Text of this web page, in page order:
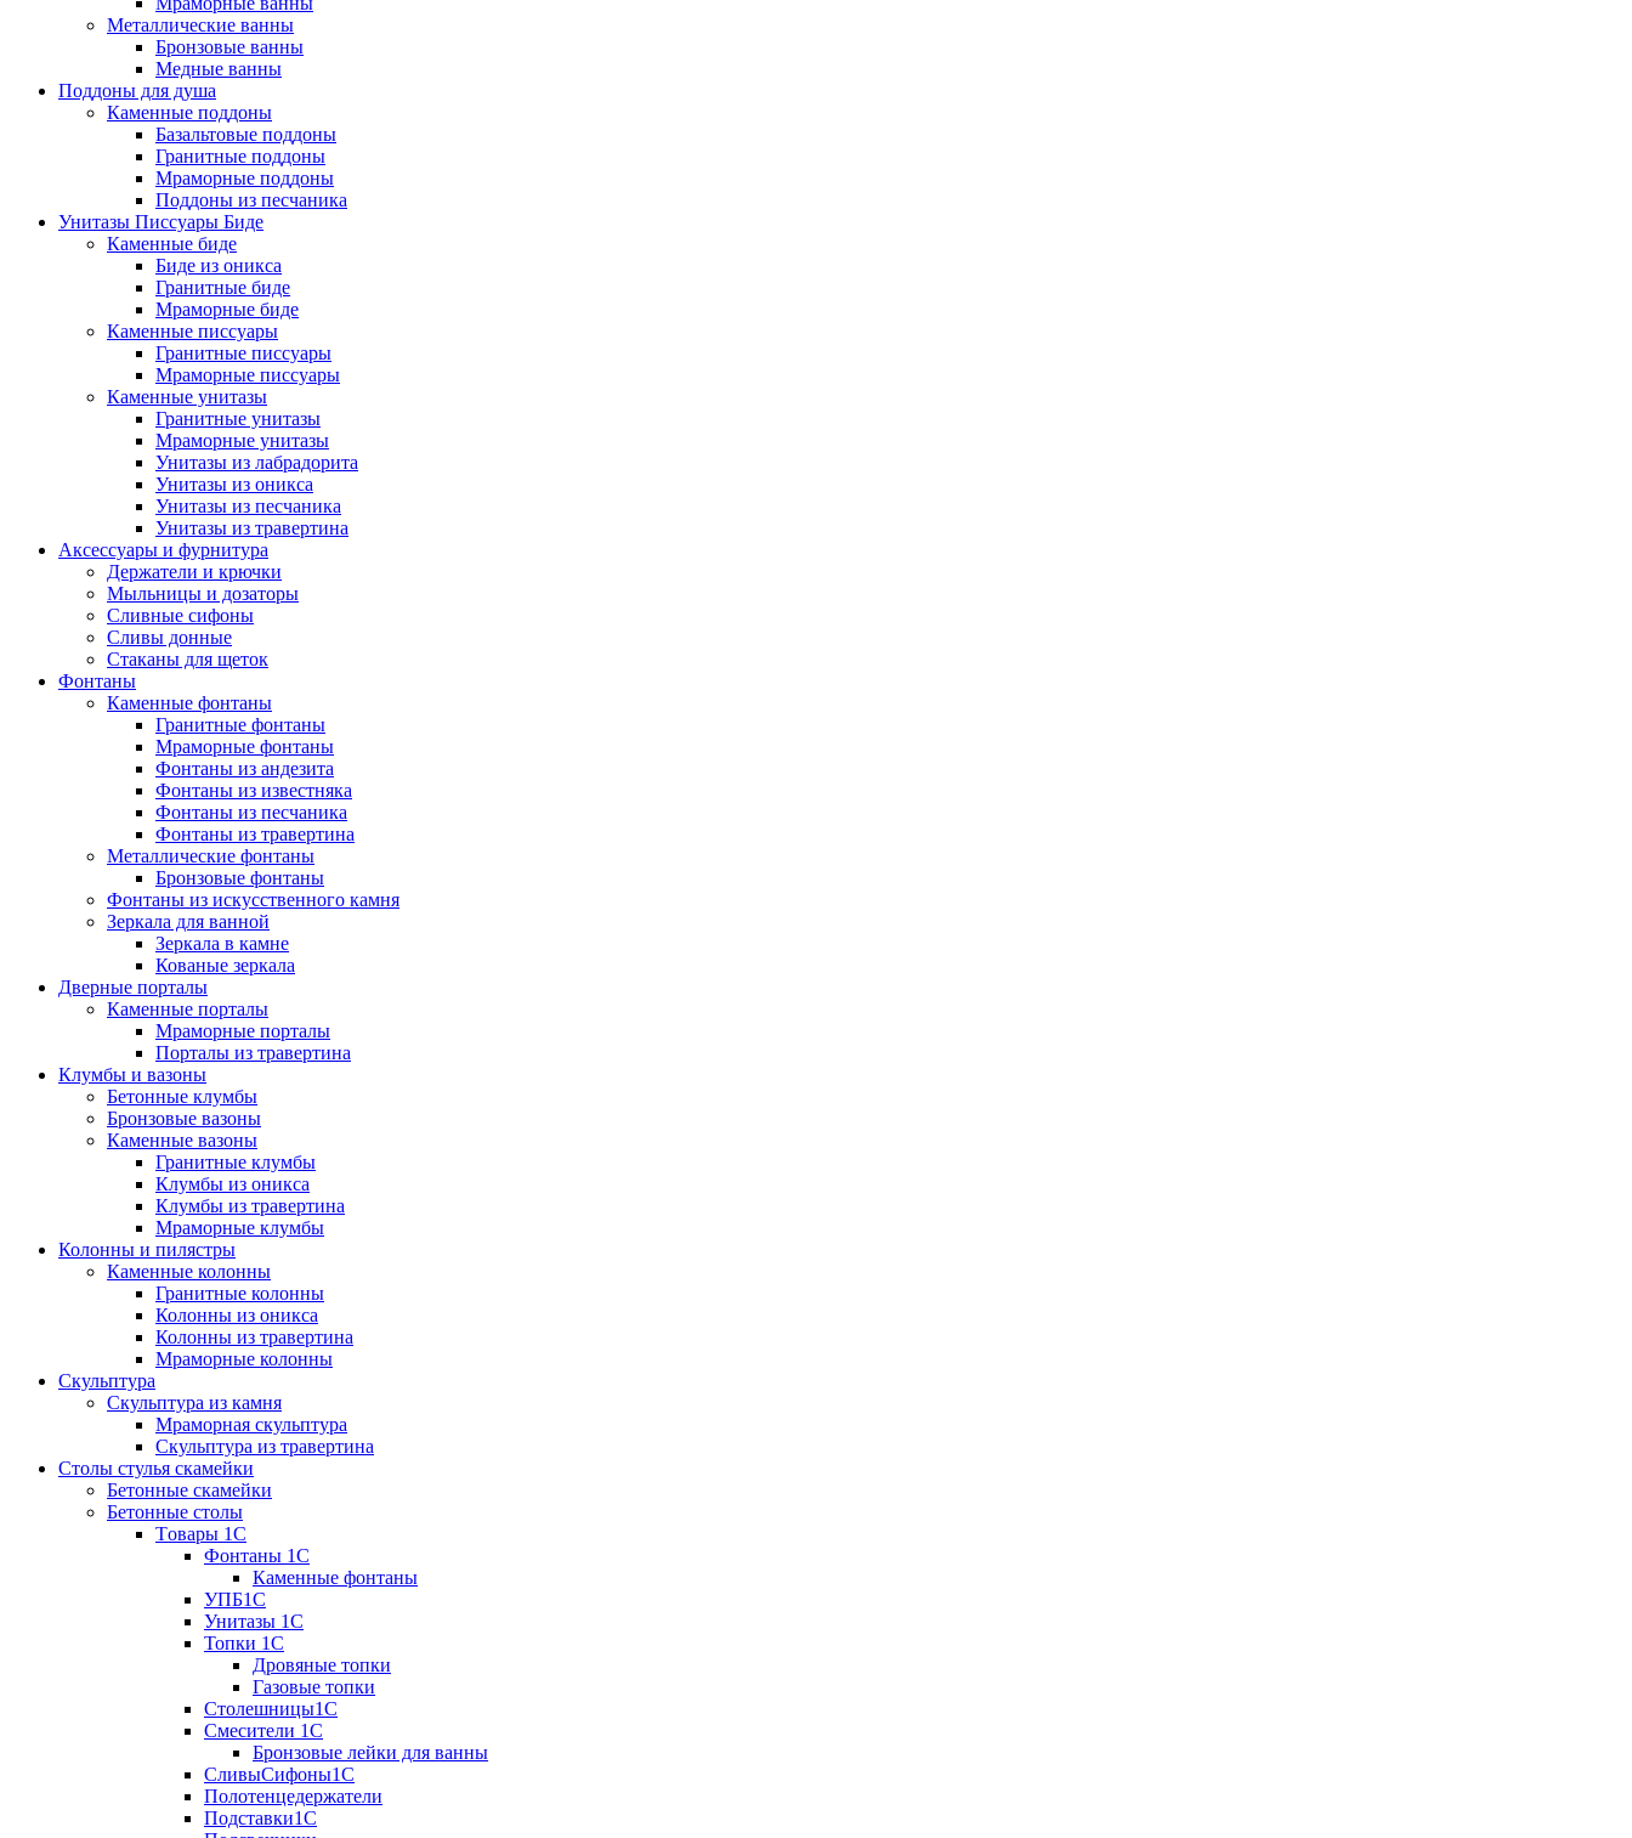
Металлические ванны
Бронзовые ванны
Медные ванны
Поддоны для душа
Каменные поддоны
Базальтовые поддоны
Гранитные поддоны
Мраморные поддоны
Поддоны из песчаника
Унитазы Писсуары Биде
Каменные биде
Биде из оникса
Гранитные биде
Мраморные биде
Каменные писсуары
Гранитные писсуары
Мраморные писсуары
Каменные унитазы
Гранитные унитазы
Мраморные унитазы
Унитазы из лабрадорита
Унитазы из оникса
Унитазы из песчаника
Унитазы из травертина
Аксессуары и фурнитура
Держатели и крючки
Мыльницы и дозаторы
Сливные сифоны
Сливы донные
Стаканы для щеток
Фонтаны
Каменные фонтаны
Гранитные фонтаны
Мраморные фонтаны
Фонтаны из андезита
Фонтаны из известняка
Фонтаны из песчаника
Фонтаны из травертина
Металлические фонтаны
Бронзовые фонтаны
Фонтаны из искусственного камня
Зеркала для ванной
Зеркала в камне
Кованые зеркала
Дверные порталы
Каменные порталы
Мраморные порталы
Порталы из травертина
Клумбы и вазоны
Бетонные клумбы
Бронзовые вазоны
Каменные вазоны
Гранитные клумбы
Клумбы из оникса
Клумбы из травертина
Мраморные клумбы
Колонны и пилястры
Каменные колонны
Гранитные колонны
Колонны из оникса
Колонны из травертина
Мраморные колонны
Скульптура
Скульптура из камня
Мраморная скульптура
Скульптура из травертина
Столы стулья скамейки
Бетонные скамейки
Бетонные столы
Tовары 1C
Фонтаны 1C
Каменные фонтаны
УПБ1С
Унитазы 1С
Топки 1С
Дровяные топки
Газовые топки
Столешницы1С
Смесители 1С
Бронзовые лейки для ванны
СливыСифоны1С
Полотенцедержатели
Подставки1С